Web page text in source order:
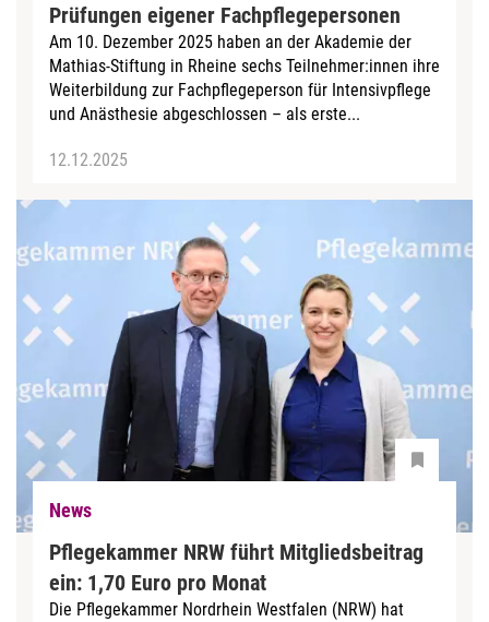
Prüfungen eigener Fachpflegepersonen
Am 10. Dezember 2025 haben an der Akademie der
Mathias-Stiftung in Rheine sechs Teilnehmer:innen ihre
Weiterbildung zur Fachpflegeperson für Intensivpflege
und Anästhesie abgeschlossen – als erste...
12.12.2025
News
Pflegekammer NRW führt Mitgliedsbeitrag
ein: 1,70 Euro pro Monat
Die Pflegekammer Nordrhein Westfalen (NRW) hat